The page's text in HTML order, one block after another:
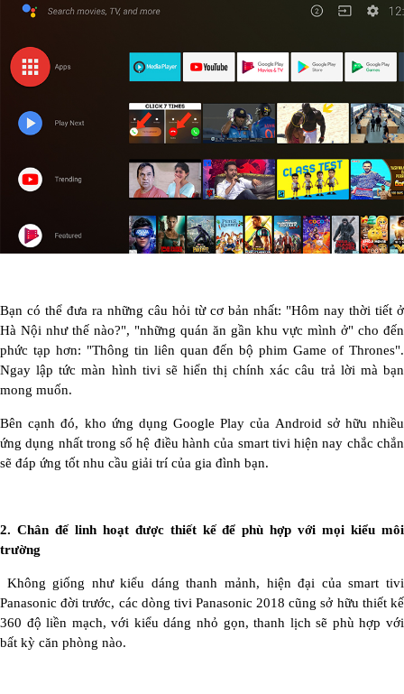
Bạn có thể đưa ra những câu hỏi từ cơ bản nhất: "Hôm nay thời tiết ở
Hà Nội như thế nào?", "những quán ăn gần khu vực mình ở" cho đến
phức tạp hơn: "Thông tin liên quan đến bộ phim Game of Thrones".
Ngay lập tức màn hình tivi sẽ hiển thị chính xác câu trả lời mà bạn
mong muốn.
Bên cạnh đó, kho ứng dụng Google Play của Android sở hữu nhiều
ứng dụng nhất trong số hệ điều hành của smart tivi hiện nay chắc chắn
sẽ đáp ứng tốt nhu cầu giải trí của gia đình bạn.
2. Chân đế linh hoạt được thiết kế để phù hợp với mọi kiểu môi
trường
Không giống như kiểu dáng thanh mảnh, hiện đại của smart tivi
Panasonic đời trước, các dòng tivi Panasonic 2018 cũng sở hữu thiết kế
360 độ liền mạch, với kiểu dáng nhỏ gọn, thanh lịch sẽ phù hợp với
bất kỳ căn phòng nào.